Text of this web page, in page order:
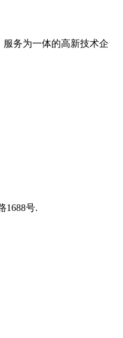
务为一体的高新技术企
1688号.